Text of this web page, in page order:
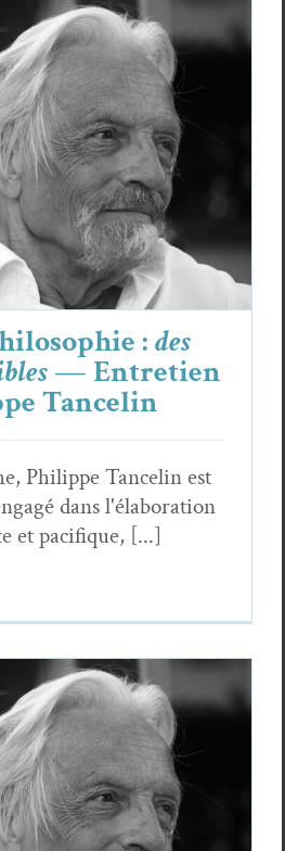
:des amants terribles
Philippe Tancelin
Philippe Tancelin
:des
— Entretien
Tancelin
Philippe Tancelin est
dans l'élaboration
et pacifique, [...]
Autre jour dans la nuit